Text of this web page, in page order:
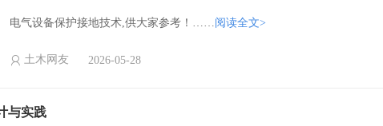
电气设备保护接地技术,供大家参考！……阅读全文>
土木网友 2026-05-28
与实践